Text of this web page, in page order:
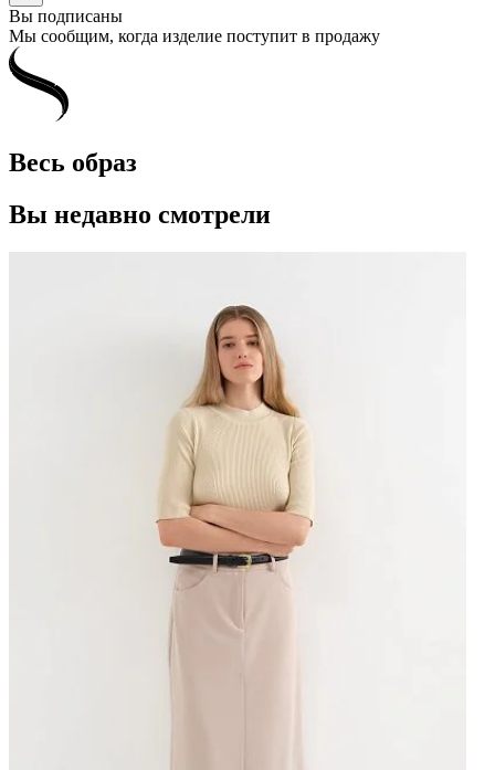
Вы подписаны
Мы сообщим, когда изделие поступит в продажу
Весь образ
Вы недавно смотрели